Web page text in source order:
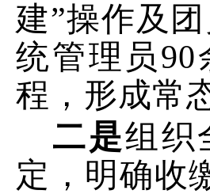
建”操作及
统管理员 90
程，形成常
二是组织
定，明确收